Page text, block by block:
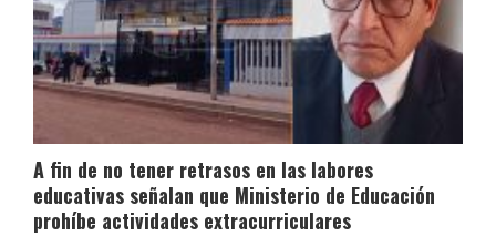
A fin de no tener retrasos en las labores
educativas señalan que Ministerio de Educación
prohíbe actividades extracurriculares